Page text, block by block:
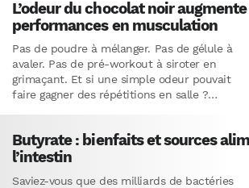
L’odeur du chocolat noir
performances en musculation
Pas de poudre à mélanger. Pas de gélule à
avaler. Pas de pré-workout à siroter en
grimaçant. Et si une simple odeur pouvait
faire gagner des répétitions en salle ?
Butyrate : bienfaits et sources
l’intestin
Saviez-vous que des milliards de bactéries